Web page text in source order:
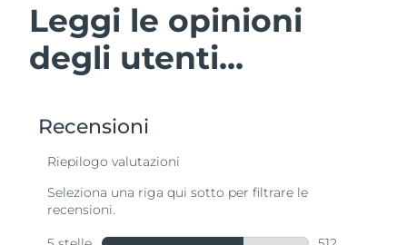
Leggi le opinioni
degli utenti...